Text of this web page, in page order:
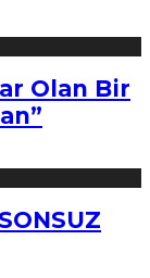
Olan Bir